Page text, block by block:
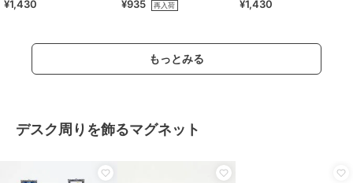
フォトキーホルダー 推し活
¥1,430 ¥935 再入荷
SNOOPY
¥1,430
もっとみる
デスク周りを飾るマグネット